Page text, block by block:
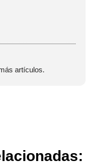
artículos.